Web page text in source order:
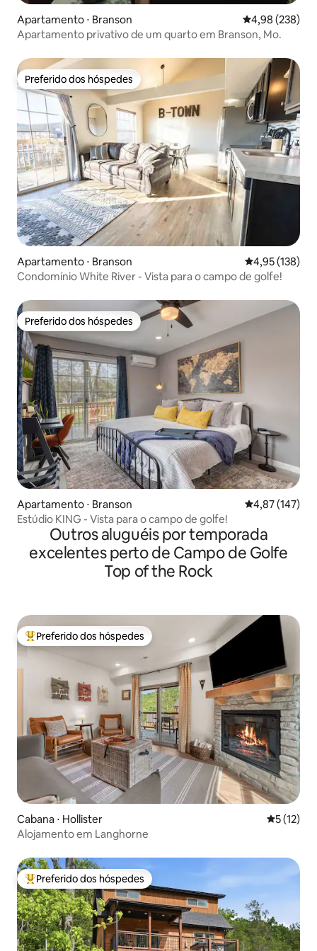
Apartamento ⋅ Branson 4,98 de uma
4,98 (238)
Apartamento privativo de um quarto em Branson, Mo.
Preferido dos hóspedes
Preferido dos hóspedes
Apartamento ⋅ Branson 4,95 de uma
4,95 (138)
Condomínio White River - Vista para o campo de golfe!
Preferido dos hóspedes
Preferido dos hóspedes
Apartamento ⋅ Branson 4,87 de uma
4,87 (147)
Estúdio KING - Vista para o campo de golfe!
Outros aluguéis por temporada
excelentes perto de Campo de Golfe
Top of the Rock
Entre os melhores preferidos dos hóspedes
Preferido dos hóspedes
Cabana ⋅ Hollister 5 de uma
5 (12)
Alojamento em Langhorne
Entre os melhores preferidos dos hóspedes
Preferido dos hóspedes